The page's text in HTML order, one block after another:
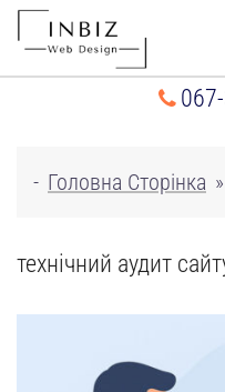
Перейти
- Головна Сторінка »
технічний аудит